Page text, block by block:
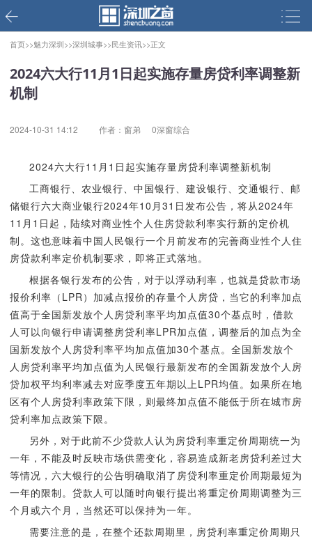
首页>>魅力深圳>>深圳城事>>民生资讯>>正文
2024六大行11月1日起实施存量房贷利率调整新
机制
2024-10-31 14:12 作者：窗弟 0深窗综合
2024六大行11月1日起实施存量房贷利率调整新机制
工商银行、农业银行、中国银行、建设银行、交通银行、邮
储银行六大商业银行2024年10月31日发布公告，将从2024年
11月1日起，陆续对商业性个人住房贷款利率实行新的定价机
制。这也意味着中国人民银行一个月前发布的完善商业性个人住
房贷款利率定价机制要求，即将正式落地。
根据各银行发布的公告，对于以浮动利率，也就是贷款市场
报价利率（LPR）加减点报价的存量个人房贷，当它的利率加点
值高于全国新发放个人房贷利率平均加点值30个基点时，借款
人可以向银行申请调整房贷利率LPR加点值，调整后的加点为全
国新发放个人房贷利率平均加点值加30个基点。全国新发放个
人房贷利率平均加点值为人民银行最新发布的全国新发放个人房
贷加权平均利率减去对应季度五年期以上LPR均值。如果所在地
区有个人房贷利率政策下限，则最终加点值不能低于所在城市房
贷利率加点政策下限。
另外，对于此前不少贷款人认为房贷利率重定价周期统一为
一年，不能及时反映市场供需变化，容易造成新老房贷利差过大
等情况，六大银行的公告明确取消了房贷利率重定价周期最短为
一年的限制。贷款人可以随时向银行提出将重定价周期调整为三
个月或六个月，当然还可以保持为一年。
需要注意的是，在整个还款周期里，房贷利率重定价周期只